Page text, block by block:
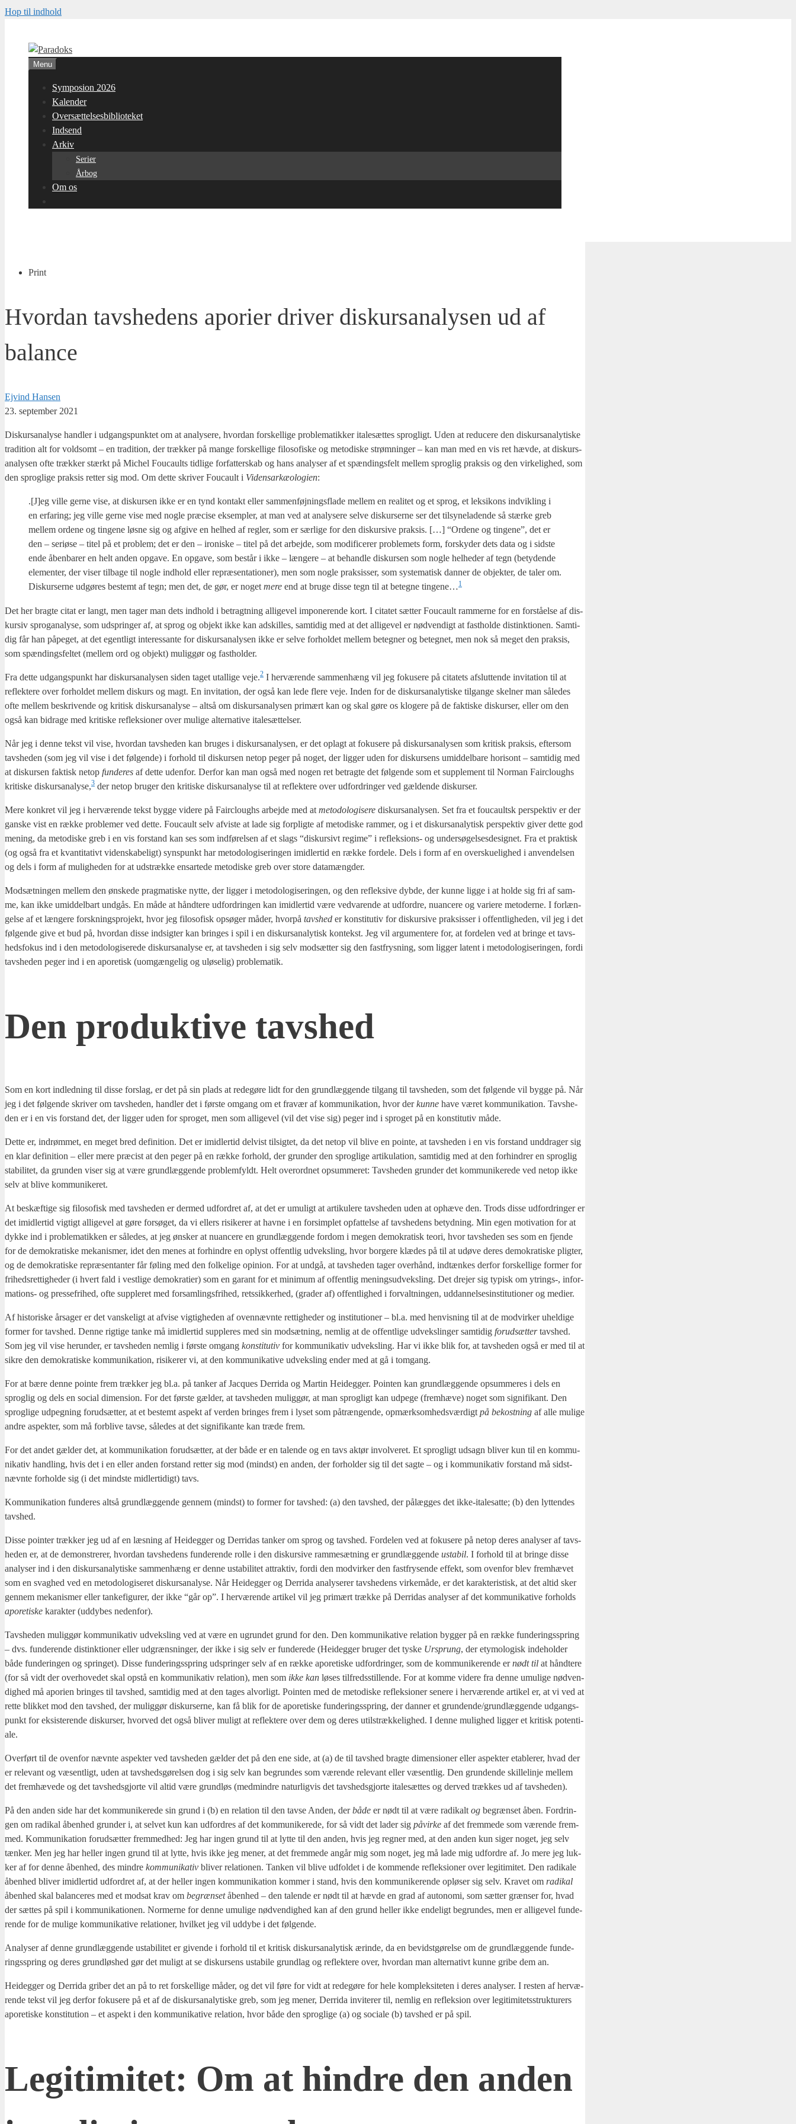
Hop til indhold
Menu
Symposion 2026
Kalender
Oversættelsesbiblioteket
Indsend
Arkiv
Serier
Årbog
Om os
Print
Hvordan tavshedens aporier driver diskursanalysen ud af
balance
Ejvind Hansen
23. september 2021
Dis­kur­s­a­na­ly­se hand­ler i udgangs­punk­tet om at ana­ly­se­re, hvor­dan for­skel­li­ge pro­ble­ma­tik­ker ita­le­sæt­tes sprog­ligt. Uden at redu­ce­re den dis­kur­s­a­na­ly­ti­ske
tra­di­tion alt for vold­somt – en tra­di­tion, der træk­ker på man­ge for­skel­li­ge filo­so­fi­ske og meto­di­ske strøm­nin­ger – kan man med en vis ret hæv­de, at dis­kur­s­
a­na­ly­sen ofte træk­ker stærkt på Michel Foucaults tid­li­ge for­fat­ter­skab og hans ana­ly­ser af et spæn­dings­felt mel­lem sprog­lig prak­sis og den vir­ke­lig­hed, som
den sprog­li­ge prak­sis ret­ter sig mod. Om det­te skri­ver Foucault i Videns­ar­kæ­o­lo­gi­en:
.[J]eg vil­le ger­ne vise, at dis­kur­sen ikke er en tynd kon­takt eller sam­men­føj­nings­fla­de mel­lem en rea­li­tet og et sprog, et lek­si­kons ind­vik­ling i
en erfa­ring; jeg vil­le ger­ne vise med nog­le præ­ci­se eksemp­ler, at man ved at ana­ly­se­re sel­ve dis­kur­ser­ne ser det til­sy­ne­la­den­de så stær­ke greb
mel­lem orde­ne og tin­ge­ne løs­ne sig og afgi­ve en hel­hed af reg­ler, som er sær­li­ge for den dis­kur­si­ve prak­sis. […] “Orde­ne og tin­ge­ne”, det er
den – seri­ø­se – titel på et pro­blem; det er den – iro­ni­ske – titel på det arbej­de, som modi­fi­ce­rer pro­ble­mets form, for­sky­der dets data og i sid­ste
ende åben­ba­rer en helt anden opga­ve. En opga­ve, som består i ikke – læn­ge­re – at behand­le dis­kur­sen som nog­le hel­he­der af tegn (bety­den­de
ele­men­ter, der viser til­ba­ge til nog­le ind­hold eller repræ­sen­ta­tio­ner), men som nog­le prak­sis­ser, som syste­ma­tisk dan­ner de objek­ter, de taler om.
Dis­kur­ser­ne udgø­res bestemt af tegn; men det, de gør, er nogetmere end at bru­ge dis­se tegn til at beteg­ne tingene…1
Det her brag­te citat er langt, men tager man dets ind­hold i betragt­ning alli­ge­vel impo­ne­ren­de kort. I cita­tet sæt­ter Foucault ram­mer­ne for en for­stå­el­se af dis­
kur­siv spro­g­a­na­ly­se, som udsprin­ger af, at sprog og objekt ikke kan adskil­les, sam­ti­dig med at det alli­ge­vel er nød­ven­digt at fast­hol­de distink­tio­nen. Sam­ti­
dig får han påpe­get, at det egent­ligt inter­es­san­te for dis­kur­s­a­na­ly­sen ikke er sel­ve for­hol­det mel­lem beteg­ner og beteg­net, men nok så meget den prak­sis,
som spæn­dings­fel­tet (mel­lem ord og objekt) mulig­gør og fast­hol­der.
Fra det­te udgangs­punkt har dis­kur­s­a­na­ly­sen siden taget utal­li­ge veje.2 I her­væ­ren­de sam­men­hæng vil jeg foku­se­re på cita­tets afslut­ten­de invi­ta­tion til at
reflek­te­re over for­hol­det mel­lem dis­kurs og magt. En invi­ta­tion, der også kan lede fle­re veje. Inden for de dis­kur­s­a­na­ly­ti­ske til­gan­ge skel­ner man såle­des
ofte mel­lem beskri­ven­de og kri­tisk dis­kur­s­a­na­ly­se – alt­så om dis­kur­s­a­na­ly­sen pri­mært kan og skal gøre os klo­ge­re på de fak­ti­ske dis­kur­ser, eller om den
også kan bidra­ge med kri­ti­ske reflek­sio­ner over muli­ge alter­na­ti­ve ita­le­sæt­tel­ser.
Når jeg i den­ne tekst vil vise, hvor­dan tavs­he­den kan bru­ges i dis­kur­s­a­na­ly­sen, er det oplagt at foku­se­re på dis­kur­s­a­na­ly­sen som kri­tisk prak­sis, efter­som
tavs­he­den (som jeg vil vise i det føl­gen­de) i for­hold til dis­kur­sen net­op peger på noget, der lig­ger uden for dis­kur­sens umid­del­ba­re hori­sont – sam­ti­dig med
at dis­kur­sen fak­tisk net­op fun­de­res af det­te uden­for. Der­for kan man også med nogen ret betrag­te det føl­gen­de som et sup­ple­ment til Nor­man Faircloug­hs
kri­ti­ske diskursanalyse,3 der net­op bru­ger den kri­ti­ske dis­kur­s­a­na­ly­se til at reflek­te­re over udfor­drin­ger ved gæl­den­de dis­kur­ser.
Mere kon­kret vil jeg i her­væ­ren­de tekst byg­ge vide­re på Faircloug­hs arbej­de med at meto­do­lo­gi­se­re dis­kur­s­a­na­ly­sen. Set fra et foucaultsk per­spek­tiv er der
gan­ske vist en ræk­ke pro­ble­mer ved det­te. Foucault selv afvi­ste at lade sig for­plig­te af meto­di­ske ram­mer, og i et dis­kur­s­a­na­ly­tisk per­spek­tiv giver det­te god
mening, da meto­di­ske greb i en vis for­stand kan ses som ind­fø­rel­sen af et slags “dis­kur­sivt regi­me” i reflek­sions- og under­sø­gel­ses­de­sig­net. Fra et prak­tisk
(og også fra et kvan­ti­ta­tivt viden­ska­be­ligt) syns­punkt har meto­do­lo­gi­se­rin­gen imid­ler­tid en ræk­ke for­de­le. Dels i form af en over­sku­e­lig­hed i anven­del­sen
og dels i form af mulig­he­den for at udstræk­ke ens­ar­te­de meto­di­ske greb over sto­re data­mæng­der.
Mod­sæt­nin­gen mel­lem den ønske­de prag­ma­ti­ske nyt­te, der lig­ger i meto­do­lo­gi­se­rin­gen, og den reflek­si­ve dyb­de, der kun­ne lig­ge i at hol­de sig fri af sam­
me, kan ikke umid­del­bart und­gås. En måde at hånd­te­re udfor­drin­gen kan imid­ler­tid være ved­va­ren­de at udfor­dre, nuan­ce­re og vari­e­re meto­der­ne. I for­læn­
gel­se af et læn­ge­re forsk­nings­pro­jekt, hvor jeg filo­so­fisk opsø­ger måder, hvor­på tavs­hed er kon­sti­tu­tiv for dis­kur­si­ve prak­sis­ser i offent­lig­he­den, vil jeg i det
føl­gen­de give et bud på, hvor­dan dis­se ind­sig­ter kan brin­ges i spil i en dis­kur­s­a­na­ly­tisk kon­tekst. Jeg vil argu­men­te­re for, at for­de­len ved at brin­ge et tavs­
heds­fo­kus ind i den meto­do­lo­gi­se­re­de dis­kur­s­a­na­ly­se er, at tavs­he­den i sig selv mod­sæt­ter sig den fast­frys­ning, som lig­ger latent i meto­do­lo­gi­se­rin­gen, for­di
tavs­he­den peger ind i en apo­re­tisk (uom­gæn­ge­lig og ulø­se­lig) pro­ble­ma­tik.
Den pro­duk­ti­ve tavs­hed
Som en kort ind­led­ning til dis­se for­slag, er det på sin plads at rede­gø­re lidt for den grund­læg­gen­de til­gang til tavs­he­den, som det føl­gen­de vil byg­ge på. Når
jeg i det føl­gen­de skri­ver om tavs­he­den, hand­ler det i før­ste omgang om et fra­vær af kom­mu­ni­ka­tion, hvor derkun­ne have været kom­mu­ni­ka­tion. Tavs­he­
den er i en vis for­stand det, der lig­ger uden for spro­get, men som alli­ge­vel (vil det vise sig) peger ind i spro­get på en kon­sti­tu­tiv måde.
Det­te er, indrøm­met, en meget bred defi­ni­tion. Det er imid­ler­tid del­vist til­sig­tet, da det net­op vil bli­ve en poin­te, at tavs­he­den i en vis for­stand und­dra­ger sig
en klar defi­ni­tion – eller mere præ­cist at den peger på en ræk­ke for­hold, der grun­der den sprog­li­ge arti­ku­la­tion, sam­ti­dig med at den for­hin­drer en sprog­lig
sta­bi­li­tet, da grun­den viser sig at være grund­læg­gen­de pro­blem­fyldt. Helt over­ord­net opsum­me­ret: Tavs­he­den grun­der det kom­mu­ni­ke­re­de ved net­op ikke
selv at bli­ve kom­mu­ni­ke­ret.
At beskæf­ti­ge sig filo­so­fisk med tavs­he­den er der­med udfor­dret af, at det er umu­ligt at arti­ku­le­re tavs­he­den uden at ophæ­ve den. Trods dis­se udfor­drin­ger er
det imid­ler­tid vig­tigt alli­ge­vel at gøre for­sø­get, da vi ellers risi­ke­rer at hav­ne i en for­sim­plet opfat­tel­se af tavs­he­dens betyd­ning. Min egen moti­va­tion for at
dyk­ke ind i pro­ble­ma­tik­ken er såle­des, at jeg ønsker at nuan­ce­re en grund­læg­gen­de for­dom i megen demo­kra­tisk teo­ri, hvor tavs­he­den ses som en fjen­de
for de demo­kra­ti­ske meka­nis­mer, idet den menes at for­hin­dre en oplyst offent­lig udveks­ling, hvor bor­ge­re klæ­des på til at udø­ve deres demo­kra­ti­ske plig­ter,
og de demo­kra­ti­ske repræ­sen­tan­ter får føling med den fol­ke­li­ge opi­ni­on. For at und­gå, at tavs­he­den tager over­hånd, ind­tæn­kes der­for for­skel­li­ge for­mer for
fri­heds­ret­tig­he­der (i hvert fald i vest­li­ge demo­kra­ti­er) som en garant for et mini­mum af offent­lig menings­ud­veks­ling. Det dre­jer sig typisk om ytrings‑, infor­
ma­tions- og pres­se­fri­hed, ofte sup­ple­ret med for­sam­lings­fri­hed, rets­sik­ker­hed, (gra­der af) offent­lig­hed i for­valt­nin­gen, uddan­nel­ses­in­sti­tu­tio­ner og medi­er.
Af histo­ri­ske årsa­ger er det van­ske­ligt at afvi­se vig­tig­he­den af oven­nævn­te ret­tig­he­der og insti­tu­tio­ner – bl.a. med hen­vis­ning til at de mod­vir­ker uhel­di­ge
for­mer for tavs­hed. Den­ne rig­ti­ge tan­ke må imid­ler­tid sup­ple­res med sin mod­sæt­ning, nem­lig at de offent­li­ge udveks­lin­ger sam­ti­dig for­ud­sæt­tertavs­hed.
Som jeg vil vise her­un­der, er tavs­he­den nem­lig i før­ste omgang kon­sti­tu­tiv for kom­mu­ni­ka­tiv udveks­ling. Har vi ikke blik for, at tavs­he­den også er med til at
sik­re den demo­kra­ti­ske kom­mu­ni­ka­tion, risi­ke­rer vi, at den kom­mu­ni­ka­ti­ve udveks­ling ender med at gå i tom­gang.
For at bære den­ne poin­te frem træk­ker jeg bl.a. på tan­ker af Jacques Der­ri­da og Mar­tin Hei­deg­ger. Poin­ten kan grund­læg­gen­de opsum­me­res i dels en
sprog­lig og dels en soci­al dimen­sion. For det før­ste gæl­der, at tavs­he­den mulig­gør, at man sprog­ligt kan udpe­ge (frem­hæ­ve) noget som sig­ni­fi­kant. Den
sprog­li­ge udpeg­ning for­ud­sæt­ter, at et bestemt aspekt af ver­den brin­ges frem i lyset som påtræn­gen­de, opmærk­som­heds­vær­digt på bekost­ning af alle muli­ge
andre aspek­ter, som må for­bli­ve tav­se, såle­des at det sig­ni­fi­kan­te kan træ­de frem.
For det andet gæl­der det, at kom­mu­ni­ka­tion for­ud­sæt­ter, at der både er en talen­de og en tavs aktør invol­ve­ret. Et sprog­ligt udsagn bli­ver kun til en kom­mu­
ni­ka­tiv hand­ling, hvis det i en eller anden for­stand ret­ter sig mod (mindst) en anden, der for­hol­der sig til det sag­te – og i kom­mu­ni­ka­tiv for­stand må sidst­
nævn­te for­hol­de sig (i det mind­ste mid­ler­ti­digt) tavs.
Kom­mu­ni­ka­tion fun­de­res alt­så grund­læg­gen­de gen­nem (mindst) to for­mer for tavs­hed: (a) den tavs­hed, der pålæg­ges det ikke-ita­le­sat­te; (b) den lyt­ten­des
tavs­hed.
Dis­se poin­ter træk­ker jeg ud af en læs­ning af Hei­deg­ger og Der­ri­das tan­ker om sprog og tavs­hed. For­de­len ved at foku­se­re på net­op deres ana­ly­ser af tavs­
he­den er, at de demon­stre­rer, hvor­dan tavs­he­dens fun­de­ren­de rol­le i den dis­kur­si­ve ram­me­sæt­ning er grund­læg­gen­de usta­bil. I for­hold til at brin­ge dis­se
ana­ly­ser ind i den dis­kur­s­a­na­ly­ti­ske sam­men­hæng er den­ne usta­bi­li­tet attrak­tiv, for­di den mod­vir­ker den fast­frysen­de effekt, som oven­for blev frem­hæ­vet
som en svag­hed ved en meto­do­lo­gi­se­ret dis­kur­s­a­na­ly­se. Når Hei­deg­ger og Der­ri­da ana­ly­se­rer tavs­he­dens vir­ke­må­de, er det karak­te­ri­stisk, at det altid sker
gen­nem meka­nis­mer eller tan­ke­fi­gu­rer, der ikke “går op”. I her­væ­ren­de arti­kel vil jeg pri­mært træk­ke på Der­ri­das ana­ly­ser af det kom­mu­ni­ka­ti­ve for­holds
apo­re­ti­ske karak­ter (uddy­bes neden­for).
Tavs­he­den mulig­gør kom­mu­ni­ka­tiv udveks­ling ved at være en ugrun­det grund for den. Den kom­mu­ni­ka­ti­ve rela­tion byg­ger på en ræk­ke fun­de­rings­spring
– dvs. fun­de­ren­de distink­tio­ner eller udgræns­nin­ger, der ikke i sig selv er fun­de­re­de (Hei­deg­ger bru­ger det tyske Ursprung, der ety­mo­lo­gisk inde­hol­der
både fun­de­rin­gen og sprin­get). Dis­se fun­de­rings­spring udsprin­ger selv af en ræk­ke apo­re­ti­ske udfor­drin­ger, som de kom­mu­ni­ke­ren­de ernødt til at hånd­te­re
(for så vidt der over­ho­ve­det skal opstå en kom­mu­ni­ka­tiv rela­tion), men som ikke kan løses til­freds­stil­len­de. For at kom­me vide­re fra den­ne umu­li­ge nød­ven­
dig­hed må apo­ri­en brin­ges til tavs­hed, sam­ti­dig med at den tages alvor­ligt. Poin­ten med de meto­di­ske reflek­sio­ner sene­re i her­væ­ren­de arti­kel er, at vi ved at
ret­te blik­ket mod den tavs­hed, der mulig­gør dis­kur­ser­ne, kan få blik for de apo­re­ti­ske fun­de­rings­spring, der dan­ner et grundende/grundlæggende udgangs­
punkt for eksi­ste­ren­de dis­kur­ser, hvor­ved det også bli­ver muligt at reflek­te­re over dem og deres util­stræk­ke­lig­hed. I den­ne mulig­hed lig­ger et kri­tisk poten­ti­
a­le.
Over­ført til de oven­for nævn­te aspek­ter ved tavs­he­den gæl­der det på den ene side, at (a) de til tavs­hed brag­te dimen­sio­ner eller aspek­ter etab­le­rer, hvad der
er rele­vant og væsent­ligt, uden at tavs­heds­gø­rel­sen dog i sig selv kan begrun­des som væren­de rele­vant eller væsent­lig. Den grun­den­de skil­le­linje mel­lem
det frem­hæ­ve­de og det tavs­heds­gjor­te vil altid være grund­løs (med­min­dre natur­lig­vis det tavs­heds­gjor­te ita­le­sæt­tes og der­ved træk­kes ud af tavs­he­den).
På den anden side har det kom­mu­ni­ke­re­de sin grund i (b) en rela­tion til den tav­se Anden, derbåde er nødt til at være radi­kalt og begræn­set åben. For­drin­
gen om radi­kal åben­hed grun­der i, at sel­vet kun kan udfor­dres af det kom­mu­ni­ke­re­de, for så vidt det lader sig påvir­ke af det frem­me­de som væren­de frem­
med. Kom­mu­ni­ka­tion for­ud­sæt­ter frem­med­hed: Jeg har ingen grund til at lyt­te til den anden, hvis jeg reg­ner med, at den anden kun siger noget, jeg selv
tæn­ker. Men jeg har hel­ler ingen grund til at lyt­te, hvis ikke jeg mener, at det frem­me­de angår mig som noget, jeg må lade mig udfor­dre af. Jo mere jeg luk­
ker af for den­ne åben­hed, des min­dre kom­mu­ni­ka­tiv bli­ver rela­tio­nen. Tan­ken vil bli­ve udfol­det i de kom­men­de reflek­sio­ner over legi­ti­mi­tet. Den radi­ka­le
åben­hed bli­ver imid­ler­tid udfor­dret af, at der hel­ler ingen kom­mu­ni­ka­tion kom­mer i stand, hvis den kom­mu­ni­ke­ren­de oplø­ser sig selv. Kra­vet om radi­kal
åben­hed skal balan­ce­res med et mod­sat krav om begræn­setåben­hed – den talen­de er nødt til at hæv­de en grad af auto­no­mi, som sæt­ter græn­ser for, hvad
der sæt­tes på spil i kom­mu­ni­ka­tio­nen. Nor­mer­ne for den­ne umu­li­ge nød­ven­dig­hed kan af den grund hel­ler ikke ende­ligt begrun­des, men er alli­ge­vel fun­de­
ren­de for de muli­ge kom­mu­ni­ka­ti­ve rela­tio­ner, hvil­ket jeg vil uddy­be i det føl­gen­de.
Ana­ly­ser af den­ne grund­læg­gen­de usta­bi­li­tet er given­de i for­hold til et kri­tisk dis­kur­s­a­na­ly­tisk ærin­de, da en bevidst­gø­rel­se om de grund­læg­gen­de fun­de­
rings­spring og deres grund­løs­hed gør det muligt at se dis­kur­sens usta­bi­le grund­lag og reflek­te­re over, hvor­dan man alter­na­tivt kun­ne gri­be dem an.
Hei­deg­ger og Der­ri­da gri­ber det an på to ret for­skel­li­ge måder, og det vil føre for vidt at rede­gø­re for hele kom­plek­si­te­ten i deres ana­ly­ser. I resten af her­væ­
ren­de tekst vil jeg der­for foku­se­re på et af de dis­kur­s­a­na­ly­ti­ske greb, som jeg mener, Der­ri­da invi­te­rer til, nem­lig en reflek­sion over legi­ti­mi­tets­struk­tu­rers
apo­re­ti­ske kon­sti­tu­tion – et aspekt i den kom­mu­ni­ka­ti­ve rela­tion, hvor både den sprog­li­ge (a) og soci­a­le (b) tavs­hed er på spil.
Legi­ti­mi­tet: Om at hin­dre den anden